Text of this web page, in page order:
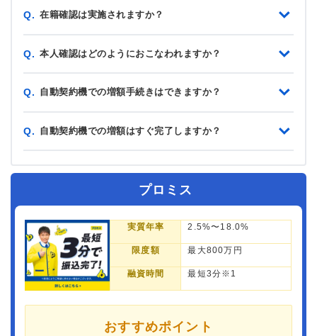
Q. 在籍確認は実施されますか？
Q. 本人確認はどのようにおこなわれますか？
Q. 自動契約機での増額手続きはできますか？
Q. 自動契約機での増額はすぐ完了しますか？
プロミス
実質年率 2.5%〜18.0%
限度額 最大800万円
融資時間 最短3分※1
おすすめポイント